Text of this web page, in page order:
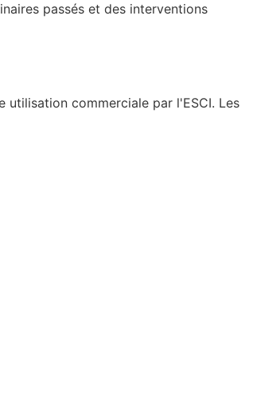
passés et des interventions
utilisation commerciale par l'ESCI. Les